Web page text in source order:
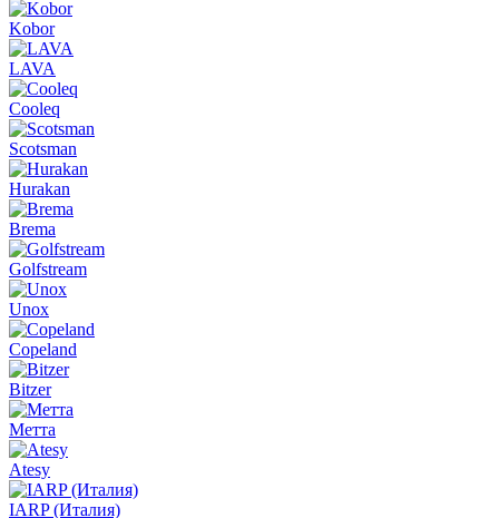
Kobor
LAVA
Cooleq
Scotsman
Hurakan
Brema
Golfstream
Unox
Copeland
Bitzer
Метта
Atesy
IARP (Италия)